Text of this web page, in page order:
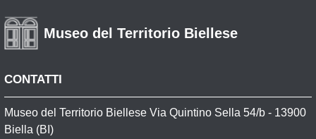
Museo del Territorio Biellese
CONTATTI
Museo del Territorio Biellese Via Quintino Sella 54/b - 13900
Biella (BI)